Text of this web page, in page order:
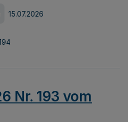
15.07.2026
Nr. 193 vom